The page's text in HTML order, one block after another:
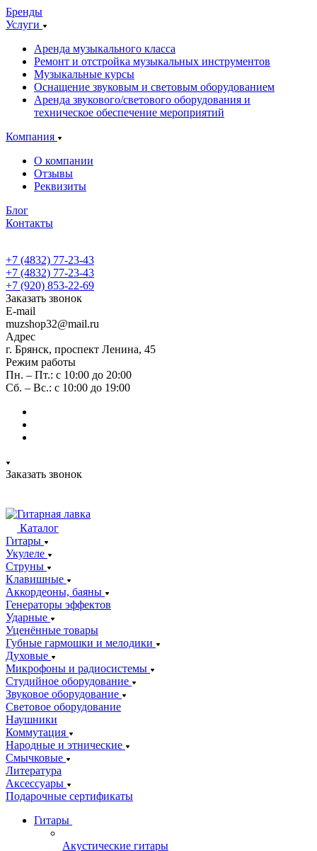
Бренды
Услуги
Аренда музыкального класса
Ремонт и отстройка музыкальных инструментов
Музыкальные курсы
Оснащение звуковым и световым оборудованием
Аренда звукового/светового оборудования и
техническое обеспечение мероприятий
Компания
О компании
Отзывы
Реквизиты
Блог
Контакты
+7 (4832) 77-23-43
+7 (4832) 77-23-43
+7 (920) 853-22-69
Заказать звонок
E-mail
muzshop32@mail.ru
Адрес
г. Брянск, проспект Ленина, 45
Режим работы
Пн. – Пт.: с 10:00 до 20:00
Сб. – Вс.: с 10:00 до 19:00
Заказать звонок
Каталог
Гитары
Укулеле
Струны
Клавишные
Аккордеоны, баяны
Генераторы эффектов
Ударные
Уценённые товары
Губные гармошки и мелодики
Духовые
Микрофоны и радиосистемы
Студийное оборудование
Звуковое оборудование
Световое оборудование
Наушники
Коммутация
Народные и этнические
Смычковые
Литература
Аксессуары
Подарочные сертификаты
Гитары
Акустические гитары